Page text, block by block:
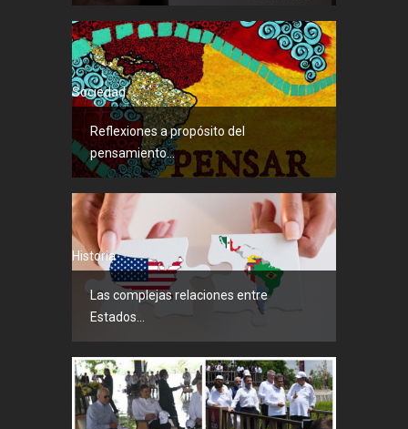
Sociedad
Reflexiones a propósito del
pensamiento...
Historia
Las complejas relaciones entre
Estados...